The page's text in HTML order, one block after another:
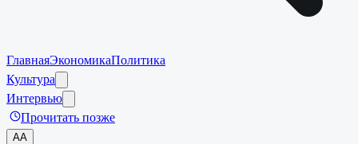
ГлавнаяЭкономикаПолитика
Культура
Интервью
Прочитать позже
AA